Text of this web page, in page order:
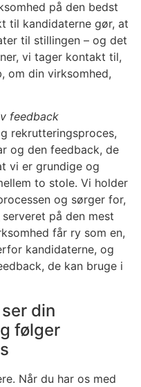
på den bedst
til kandidaterne gør, at
til stillingen – og det
vi tager kontakt til,
om din virksomhed,
feedback
rekrutteringsproces,
og den feedback, de
vi er grundige og
to stole. Vi holder
og sørger for,
på den mest
får ry som en,
kandidaterne, og
de kan bruge i
din
følger
Når du har os med